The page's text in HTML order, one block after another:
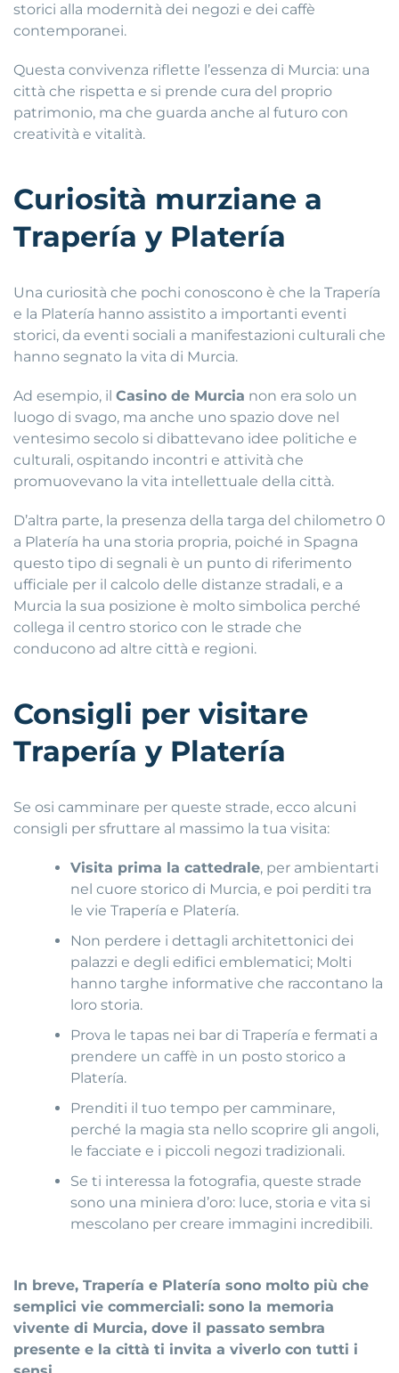
storici alla modernità dei negozi e dei caffè
contemporanei.
Questa convivenza riflette l’essenza di Murcia: una
città che rispetta e si prende cura del proprio
patrimonio, ma che guarda anche al futuro con
creatività e vitalità.
Curiosità murziane a
Trapería y Platería
Una curiosità che pochi conoscono è che la Trapería
e la Platería hanno assistito a importanti eventi
storici, da eventi sociali a manifestazioni culturali che
hanno segnato la vita di Murcia.
Ad esempio, il Casino de Murcia non era solo un
luogo di svago, ma anche uno spazio dove nel
ventesimo secolo si dibattevano idee politiche e
culturali, ospitando incontri e attività che
promuovevano la vita intellettuale della città.
D’altra parte, la presenza della targa del chilometro 0
a Platería ha una storia propria, poiché in Spagna
questo tipo di segnali è un punto di riferimento
ufficiale per il calcolo delle distanze stradali, e a
Murcia la sua posizione è molto simbolica perché
collega il centro storico con le strade che
conducono ad altre città e regioni.
Consigli per visitare
Trapería y Platería
Se osi camminare per queste strade, ecco alcuni
consigli per sfruttare al massimo la tua visita:
Visita prima la cattedrale, per ambientarti
nel cuore storico di Murcia, e poi perditi tra
le vie Trapería e Platería.
Non perdere i dettagli architettonici dei
palazzi e degli edifici emblematici; Molti
hanno targhe informative che raccontano la
loro storia.
Prova le tapas nei bar di Trapería e fermati a
prendere un caffè in un posto storico a
Platería.
Prenditi il tuo tempo per camminare,
perché la magia sta nello scoprire gli angoli,
le facciate e i piccoli negozi tradizionali.
Se ti interessa la fotografia, queste strade
sono una miniera d’oro: luce, storia e vita si
mescolano per creare immagini incredibili.
In breve, Trapería e Platería sono molto più che
semplici vie commerciali: sono la memoria
vivente di Murcia, dove il passato sembra
presente e la città ti invita a viverlo con tutti i